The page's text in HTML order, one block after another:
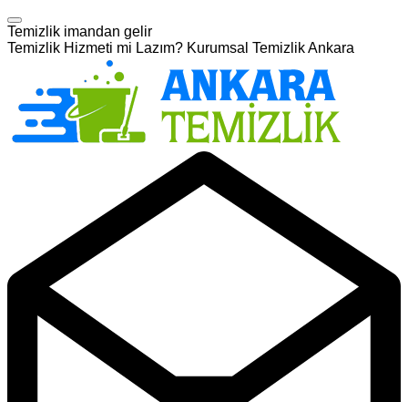
Temizlik imandan gelir
Temizlik Hizmeti mi Lazım? Kurumsal Temizlik Ankara